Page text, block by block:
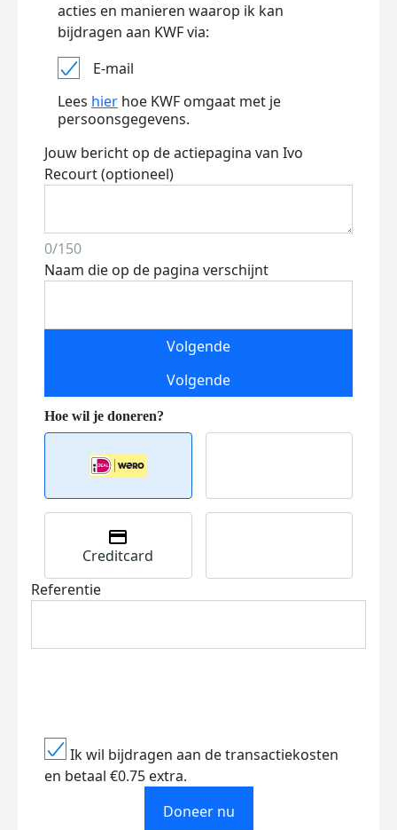
acties en manieren waarop ik kan
bijdragen aan KWF via:
E-mail
Lees hier hoe KWF omgaat met je
persoonsgegevens.
Jouw bericht op de actiepagina van Ivo
Recourt (optioneel)
0/150
Naam die op de pagina verschijnt
Volgende
Volgende
Creditcard
Referentie
Ik wil bijdragen aan de transactiekosten
en betaal €0.75 extra.
Doneer nu